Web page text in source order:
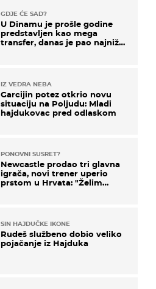
GDJE ĆE SAD?
U Dinamu je prošle godine
predstavljen kao mega
transfer, danas je pao najniže
IZ VEDRA NEBA
Garcijin potez otkrio novu
situaciju na Poljudu: Mladi
hajdukovac pred odlaskom
PONOVNI SUSRET?
Newcastle prodao tri glavna
igrača, novi trener uperio
prstom u Hrvata: "Želim
SIN HAJDUČKE IKONE
Rudeš službeno dobio veliko
pojačanje iz Hajduka